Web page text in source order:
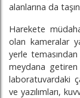
alanlarına da
Harekete
olan kameralar
yerle
meydana getiren
laboratuvardaki
ve yazılımları,